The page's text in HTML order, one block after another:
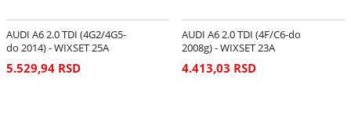
AUDI A6 2.0 TDI (4G2/4G5-
do 2014) - WIXSET 25A
5.529,94 RSD
AUDI A6 2.0 TDI (4F/C6-do
2008g) - WIXSET 23A
4.413,03 RSD